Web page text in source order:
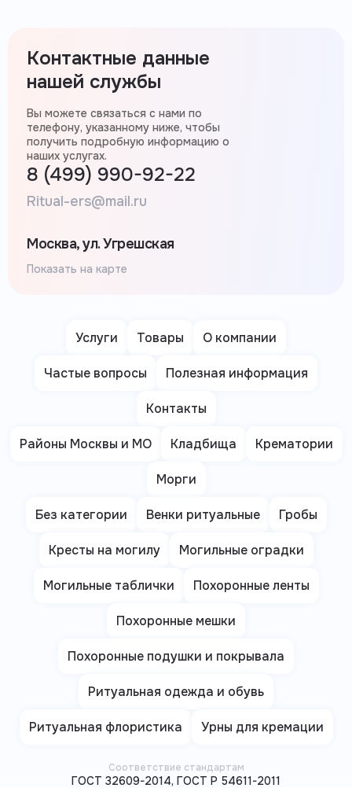
Контактные данные
нашей службы
Вы можете связаться с нами по
телефону, указанному ниже, чтобы
получить подробную информацию о
наших услугах.
8 (499) 990-92-22
Ritual-ers@mail.ru
Москва, ул. Угрешская
Показать на карте
Соответствие стандартам
ГОСТ 32609-2014, ГОСТ Р 54611-2011
Услуги Товары О компании
Частые вопросы Полезная информация
Контакты
Районы Москвы и МО Кладбища Крематории
Морги
Без категории Венки ритуальные Гробы
Кресты на могилу Могильные оградки
Могильные таблички Похоронные ленты
Похоронные мешки
Похоронные подушки и покрывала
Ритуальная одежда и обувь
Ритуальная флористика Урны для кремации